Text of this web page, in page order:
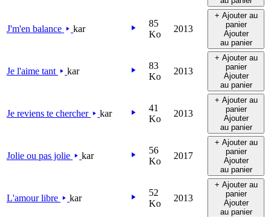
J'm'en balance kar
85
Ko
2013
+ Ajouter au
panier
Ajouter
au panier
Je l'aime tant kar
83
Ko
2013
+ Ajouter au
panier
Ajouter
au panier
Je reviens te chercher kar
41
Ko
2013
+ Ajouter au
panier
Ajouter
au panier
Jolie ou pas jolie kar
56
Ko
2017
+ Ajouter au
panier
Ajouter
au panier
L'amour libre kar
52
Ko
2013
+ Ajouter au
panier
Ajouter
au panier